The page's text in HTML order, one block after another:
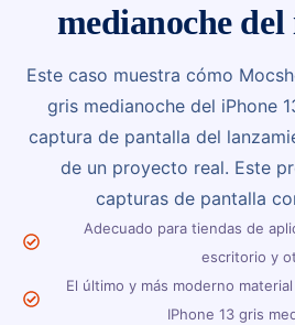
medianoche del
Este caso muestra cómo
gris medianoche del iPhone
captura de pantalla del
de un proyecto real. Este
capturas de pantalla
Adecuado para tiendas de
escritorio y
El último y más moderno
IPhone 13 gris